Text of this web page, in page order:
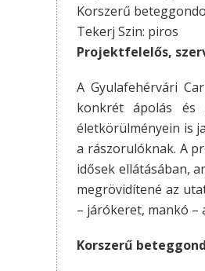
Korszerű
Tekerj Szin: piros
Projektfelelős,
A Gyulafehérvári
konkrét ápolás és
életkörülményein is
a rászorulóknak. A
idősek ellátásában,
megrövidítené az
– járókeret, mankó –
Korszerű